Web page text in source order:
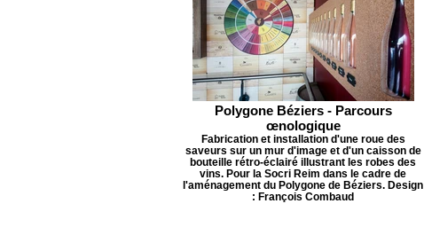
Polygone Béziers - Parcours
œnologique
Fabrication et installation d'une roue des
saveurs sur un mur d'image et d'un caisson de
bouteille rétro-éclairé illustrant les robes des
vins. Pour la Socri Reim dans le cadre de
l'aménagement du Polygone de Béziers. Design
: François Combaud